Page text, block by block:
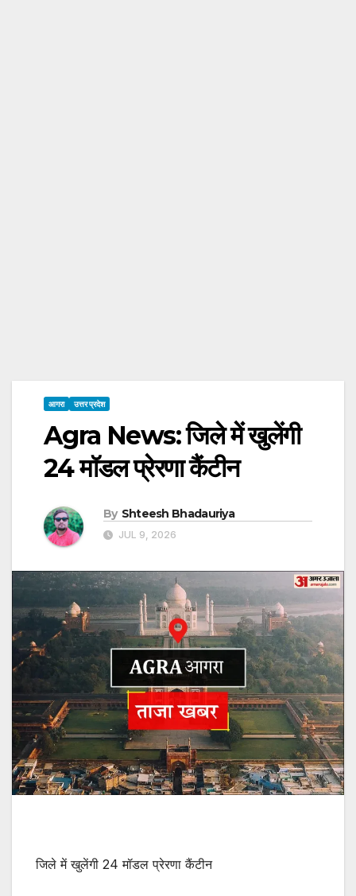
आगरा उत्तर प्रदेश
Agra News: जिले में खुलेंगी
24 मॉडल प्रेरणा कैंटीन
By Shteesh Bhadauriya
JUL 9, 2026
जिले में खुलेंगी 24 मॉडल प्रेरणा कैंटीन